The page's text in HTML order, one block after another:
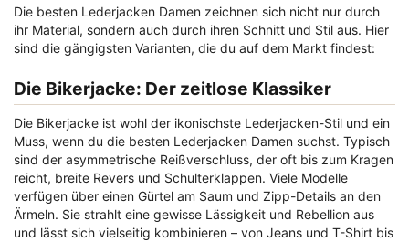
Die besten Lederjacken Damen zeichnen sich nicht nur durch
ihr Material, sondern auch durch ihren Schnitt und Stil aus. Hier
sind die gängigsten Varianten, die du auf dem Markt findest:
Die Bikerjacke: Der zeitlose Klassiker
Die Bikerjacke ist wohl der ikonischste Lederjacken-Stil und ein
Muss, wenn du die besten Lederjacken Damen suchst. Typisch
sind der asymmetrische Reißverschluss, der oft bis zum Kragen
reicht, breite Revers und Schulterklappen. Viele Modelle
verfügen über einen Gürtel am Saum und Zipp-Details an den
Ärmeln. Sie strahlt eine gewisse Lässigkeit und Rebellion aus
und lässt sich vielseitig kombinieren – von Jeans und T-Shirt bis